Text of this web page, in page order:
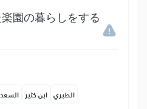
園の暮らしをする
ابن كثير الطبري